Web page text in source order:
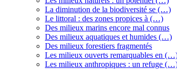
La diminution de la biodiversité se (…)
Le littoral : des zones propices à (…)
Des milieux marins encore mal connus
Des milieux aquatiques et humides (…)
Des milieux forestiers fragmentés
Les milieux ouverts remarquables en
Les milieux anthropiques : un refuge